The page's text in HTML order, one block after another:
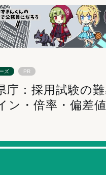
ズ PR
庁：採用試験の
ン・倍率・偏差